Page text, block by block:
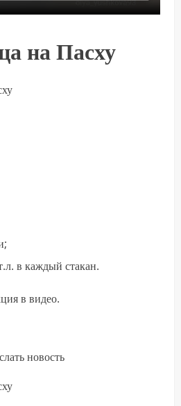
на Пасху
в каждый стакан.
в видео.
новость